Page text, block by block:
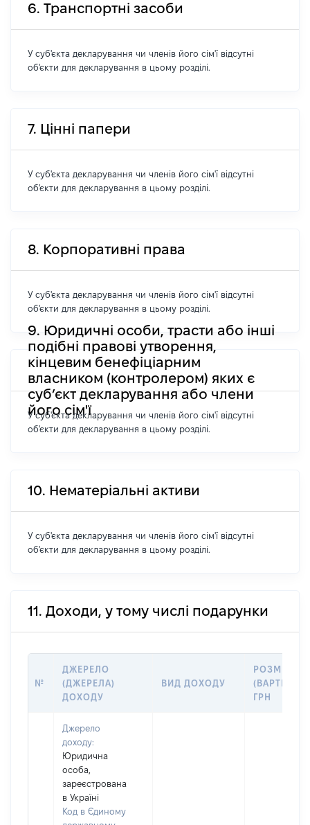
6. Транспортні засоби
У суб'єкта декларування чи членів його сім'ї відсутні
об'єкти для декларування в цьому розділі.
7. Цінні папери
У суб'єкта декларування чи членів його сім'ї відсутні
об'єкти для декларування в цьому розділі.
8. Корпоративні права
У суб'єкта декларування чи членів його сім'ї відсутні
об'єкти для декларування в цьому розділі.
9. Юридичні особи, трасти або інші
подібні правові утворення,
кінцевим бенефіціарним
власником (контролером) яких є
суб’єкт декларування або члени
його сім'ї
У суб'єкта декларування чи членів його сім'ї відсутні
об'єкти для декларування в цьому розділі.
10. Нематеріальні активи
У суб'єкта декларування чи членів його сім'ї відсутні
об'єкти для декларування в цьому розділі.
11. Доходи, у тому числі подарунки
№
ДЖЕРЕЛО
(ДЖЕРЕЛА)
ДОХОДУ
ВИД ДОХОДУ
РОЗМІР
(ВАРТІСТЬ),
ГРН
Джерело
доходу:
Юридична
особа,
зареєстрована
в Україні
Код в Єдиному